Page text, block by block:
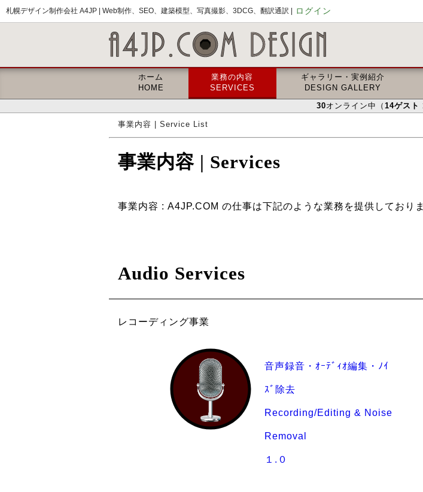
札幌デザイン制作会社 A4JP | Web制作、SEO、建築模型、写真撮影、3DCG、翻訳通訳 | ログイン
ホーム
HOME
業務の内容
SERVICES
ギャラリー・実例紹介
DESIGN GALLERY
30オンライン中（ 14ゲスト
事業内容 | Service List
事業内容 | Services
事業内容 : A4JP.COM の仕事は下記のような業務を提供しており
Audio Services
レコーディング事業
音声録音・ｵｰﾃﾞｨｵ編集・ﾉｲ
ｽﾞ除去
Recording/Editing & Noise
Removal
１.０